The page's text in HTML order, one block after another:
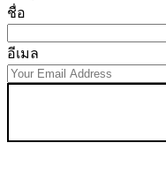
ชื่อ
อีเมล